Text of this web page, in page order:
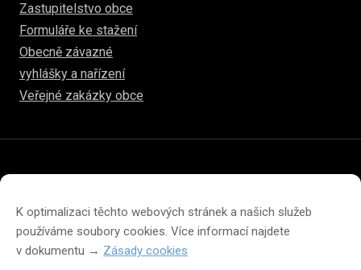
K optimalizaci těchto webových stránek a našich služeb
používáme soubory cookies. Více informací najdete
v dokumentu → Zásady cookies
Zastupitelstvo obce
Formuláře ke stažení
Obecně závazné
vyhlášky a nařízení
Veřejné zakázky obce
Prohlášení o přístupnosti
Prohlášení o ochraně soukromí
Zásady cookies (EU)